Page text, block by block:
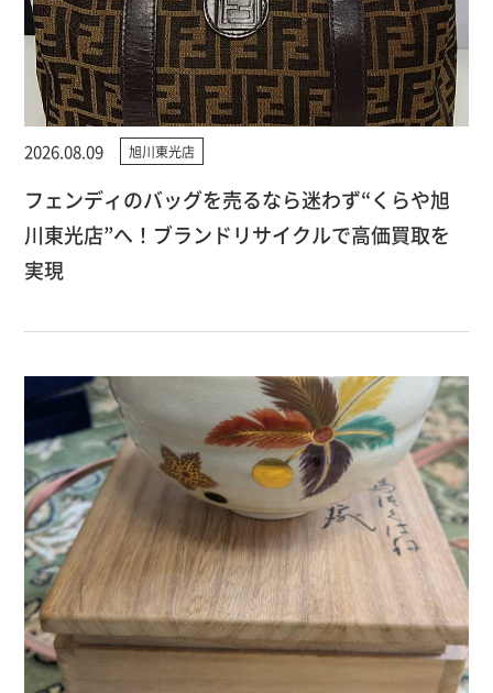
2026.08.09 旭川東光店
フェンディのバッグを売るなら迷わず“くらや旭
川東光店”へ！ブランドリサイクルで高価買取を
実現